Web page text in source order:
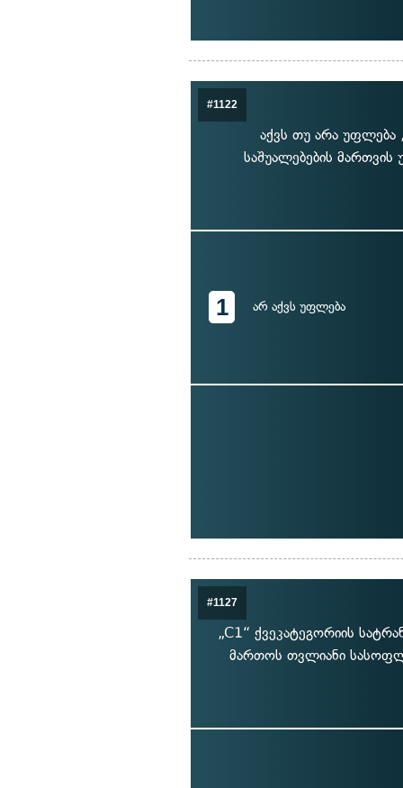
#1122
აქვს თუ არა უფლება
საშუალებების
1 არ აქვს უფლება
#1127
„C1“ ქვეკატეგორიის
მართოს თვლიანი